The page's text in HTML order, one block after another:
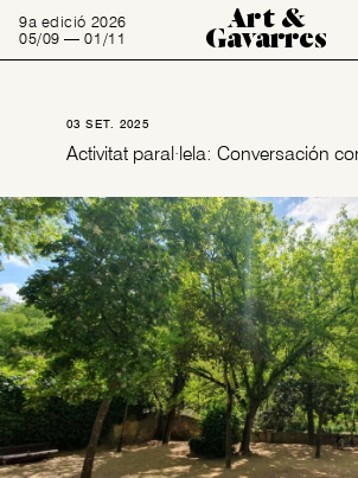
9a edició 2026
05/09 — 01/11
Art &
Gavarres
03 SET. 2025
Activitat paral·lela: Conversación